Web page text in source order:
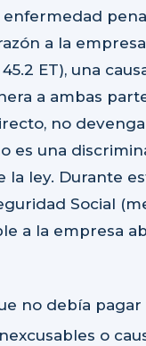
a la
ET), una
a ambas
no devenga
es una
ley. Durante
Social
a la empresa
no debía pagar
o